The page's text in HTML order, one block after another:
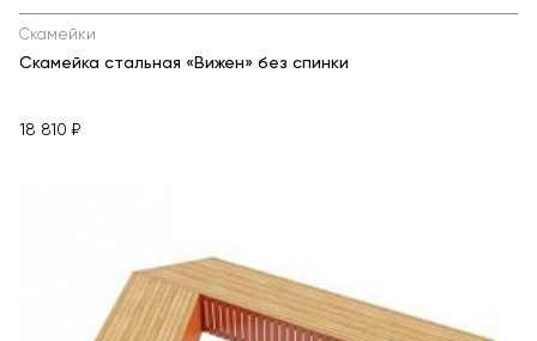
Скамейки
Скамейка стальная «Вижен» без спинки
18 810 ₽